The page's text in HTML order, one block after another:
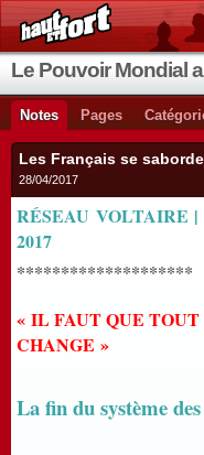
Le Pouvoir Mondial
Notes Pages
Les Français se
28/04/2017
RÉSEAU VOLTAIRE |
2017
********************
« IL FAUT QUE
CHANGE »
La fin du système